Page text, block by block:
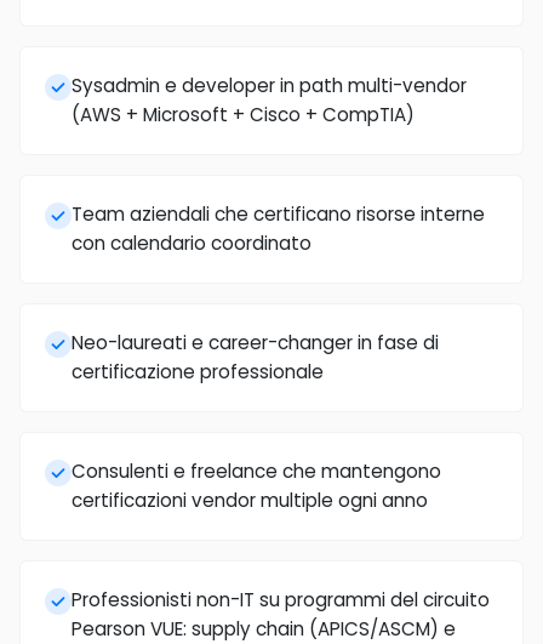
Sysadmin e developer in path multi-vendor
(AWS + Microsoft + Cisco + CompTIA)
Team aziendali che certificano risorse interne
con calendario coordinato
Neo-laureati e career-changer in fase di
certificazione professionale
Consulenti e freelance che mantengono
certificazioni vendor multiple ogni anno
Professionisti non-IT su programmi del circuito
Pearson VUE: supply chain (APICS/ASCM) e